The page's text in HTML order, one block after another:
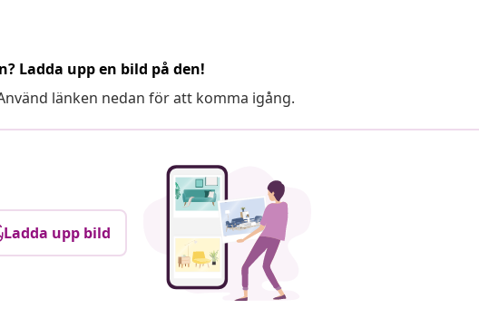
Ladda upp en bild på den!
länken nedan för att komma igång.
Ladda upp bild